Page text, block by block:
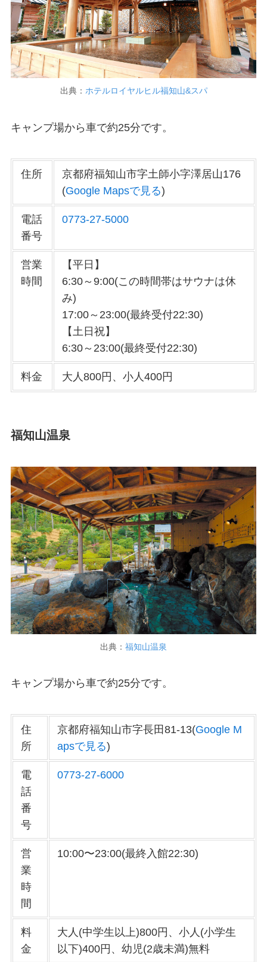
出典： ホテルロイヤルヒル福知山&スパ
キャンプ場から車で約25分です。
住所
京都府福知山市字土師小字澤居山176
(Google Mapsで見る)
電話
番号
0773-27-5000
営業
時間
【平日】
6:30～9:00(この時間帯はサウナは休
み)
17:00～23:00(最終受付22:30)
【土日祝】
6:30～23:00(最終受付22:30)
料金 大人800円、小人400円
福知山温泉
出典： 福知山温泉
キャンプ場から車で約25分です。
住
所
京都府福知山市字長田81-13(Google M
apsで見る)
電
話
番
号
0773-27-6000
営
業
時
間
10:00〜23:00(最終入館22:30)
料
金
大人(中学生以上)800円、小人(小学生
以下)400円、幼児(2歳未満)無料